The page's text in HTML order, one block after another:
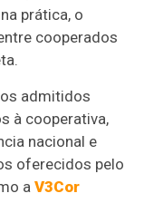
prática, o
cooperados
admitidos
à cooperativa,
nacional e
oferecidos pelo
aV3Cor